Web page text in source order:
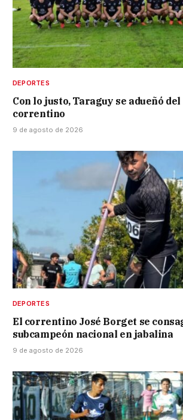
DEPORTES
Con lo justo, Taraguy se adueñó
correntino
9 de agosto de 2026
DEPORTES
El correntino José Borget se
subcampeón nacional en jabalina
9 de agosto de 2026